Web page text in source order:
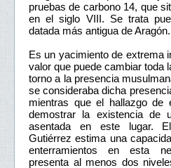
pruebas de carbono 14, que
en el siglo VIII. Se trata
datada más antigua de Aragón.
Es un yacimiento de extrema
valor que puede cambiar toda
torno a la presencia
se consideraba dicha
mientras que el hallazgo de
demostrar la existencia de
asentada en este lugar.
Gutiérrez estima una
enterramientos en esta
presenta al menos dos